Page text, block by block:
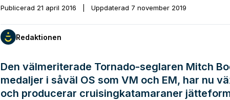
Publicerad 21 april 2016 Uppdaterad 7 november 2019
Redaktionen
Den välmeriterade Tornado-seglaren Mitch
medaljer i såväl OS som VM och EM, har nu
och producerar cruisingkatamaraner